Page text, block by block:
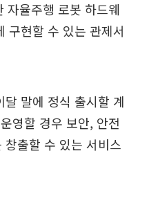
자율주행 로봇 하드웨
구현할 수 있는 관제서
말에 정식 출시할 계
영할 경우 보안, 안전
출할 수 있는 서비스